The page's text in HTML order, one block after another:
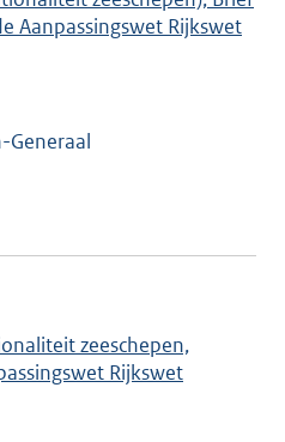
Aanpassingswet Rijkswet
Generaal
zeeschepen,
Rijkswet